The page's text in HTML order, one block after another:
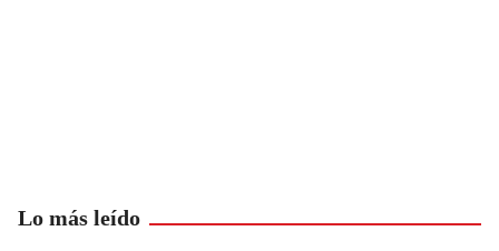
Lo más leído